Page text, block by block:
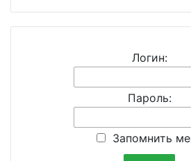
Логин:
Пароль:
Запомнить